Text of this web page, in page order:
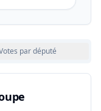
par député